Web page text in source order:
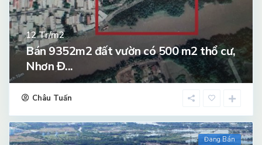
12Tr/m2
Bán 9352m2 đất vườn có 500 m2 thổ cư,
Nhơn Đ...
Châu Tuấn
Đang Bán